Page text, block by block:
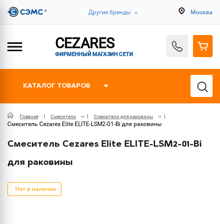
Другие бренды Москва
CEZARES
ФИРМЕННЫЙ МАГАЗИН СЕТИ
КАТАЛОГ ТОВАРОВ
Главная Смесители Смесители для раковины
Смеситель Cezares Elite ELITE-LSM2-01-Bi для раковины
Смеситель Cezares Elite ELITE-LSM2-01-Bi
для раковины
Нет в наличии